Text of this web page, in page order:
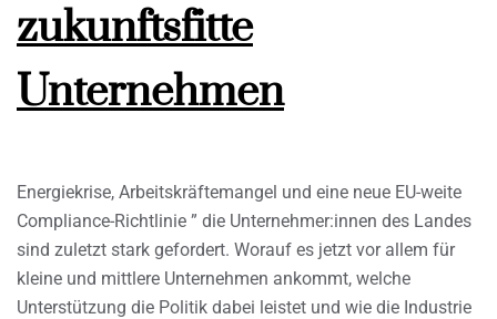
zukunftsfitte
Unternehmen
Energiekrise, Arbeitskräftemangel und eine neue EU-weite
Compliance-Richtlinie ” die Unternehmer:innen des Landes
sind zuletzt stark gefordert. Worauf es jetzt vor allem für
kleine und mittlere Unternehmen ankommt, welche
Unterstützung die Politik dabei leistet und wie die Industrie